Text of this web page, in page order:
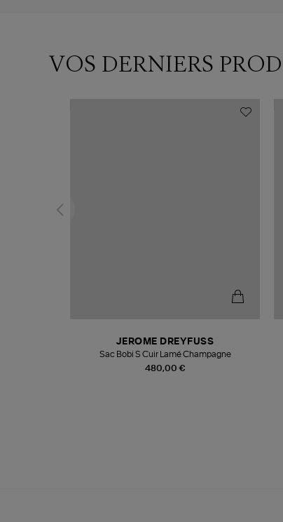
VOS DERNIERS
480,00 €
JEROME DREYFUSS
Sac Bobi S Cuir Lamé Champagne